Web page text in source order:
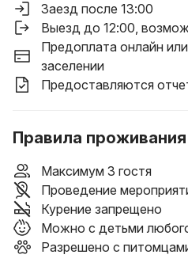
Заезд после 13:00
Выезд до 12:00,
Предоплата онлайн
заселении
Предоставляются
Правила проживания
Максимум 3 гостя
Проведение
Курение запрещено
Можно с детьми
Разрешено с